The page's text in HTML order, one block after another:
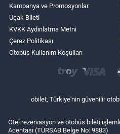
Kampanya ve Promosyonlar
Uçak Bileti
KVKK Aydınlatma Metni
Çerez Politikası
Otobüs Kullanım Koşulları
obilet, Türkiye'nin güvenilir
Otel rezervasyon ve otobüs bileti
Acentası (TÜRSAB Belge No: 9883)